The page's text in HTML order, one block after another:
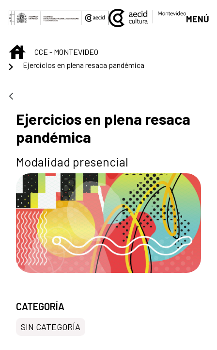
Saltar al contenido principal
MENÚ
INICIOCCE - MONTEVIDEO
Ejercicios en plena resaca pandémica
Ejercicios en plena resaca
pandémica
Modalidad presencial
CATEGORÍA
SIN CATEGORÍA